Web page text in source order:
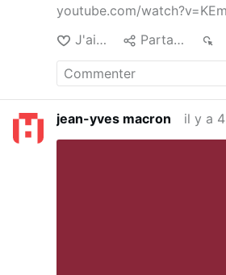
youtube.com/
J'aime
Partager
jean-yves macron il y a